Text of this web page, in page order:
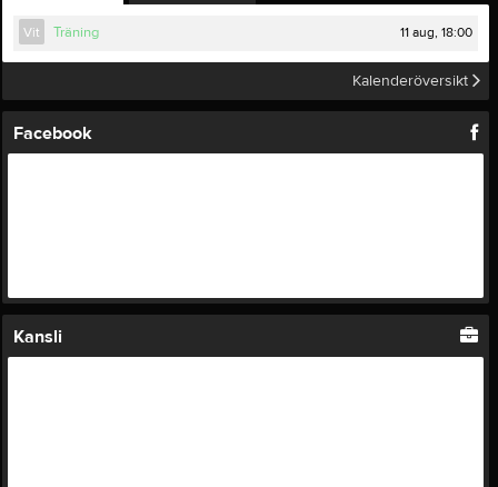
Vit Träning 11 aug, 18:00
Kalenderöversikt
Facebook
Kansli